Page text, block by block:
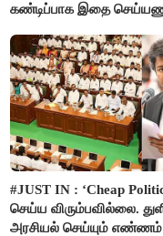
கண்டிப்பாக இதை
#JUST IN : ‘Cheap
செய்ய விரும்பவில்லை.
அரசியல் செய்யும் எண்ணம்